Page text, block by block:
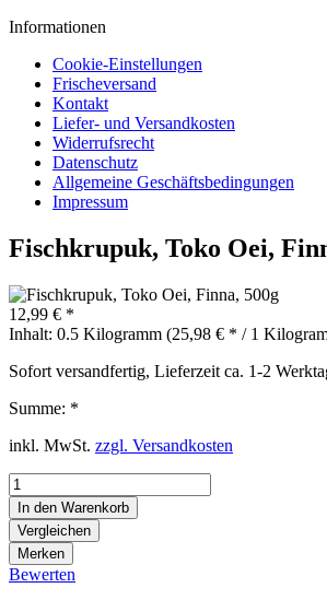
Informationen
Cookie-Einstellungen
Frischeversand
Kontakt
Liefer- und Versandkosten
Widerrufsrecht
Datenschutz
Allgemeine Geschäftsbedingungen
Impressum
Fischkrupuk, Toko Oei,
12,99 € *
Inhalt: 0.5 Kilogramm (25,98 € * / 1
Sofort versandfertig, Lieferzeit ca. 1-2
Summe: *
inkl. MwSt. zzgl. Versandkosten
In den Warenkorb
Vergleichen
Merken
Bewerten